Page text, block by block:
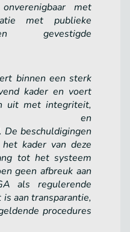
met
met publieke
gevestigde
binnen een sterk
kader en voert
uit met integriteit,
en
beschuldigingen
kader van deze
tot het systeem
geen afbreuk aan
als regulerende
aan transparantie,
procedures